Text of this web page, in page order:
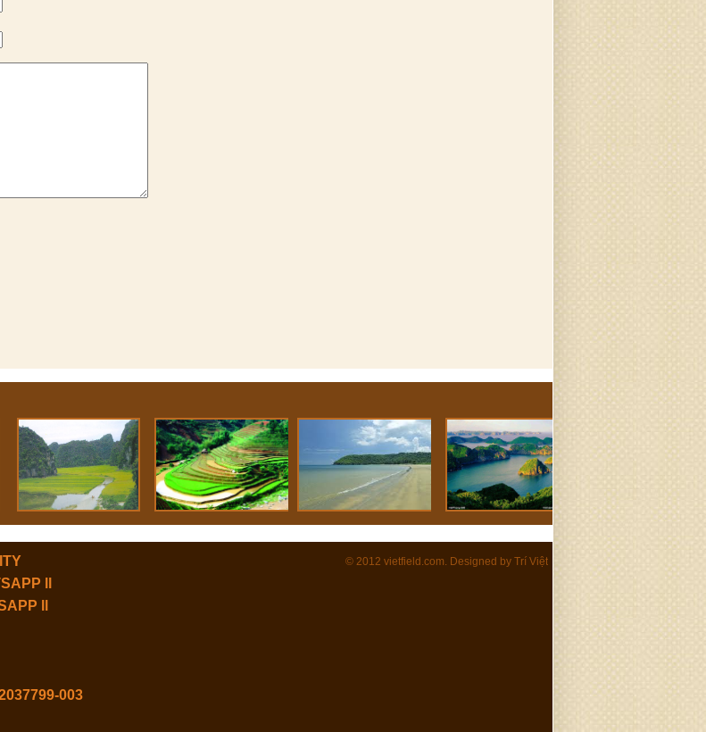
ll
ll
003
© 2012 vietfield.com. Designed by Trí Việt